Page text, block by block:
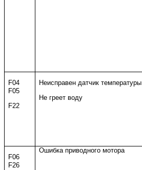
F04
F05
F22
Неисправен датчик температуры
Не греет воду
F06
F26
Ошибка приводного мотора